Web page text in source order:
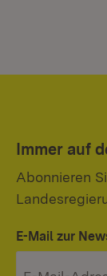
Immer auf
Abonnieren
E-Mail zur